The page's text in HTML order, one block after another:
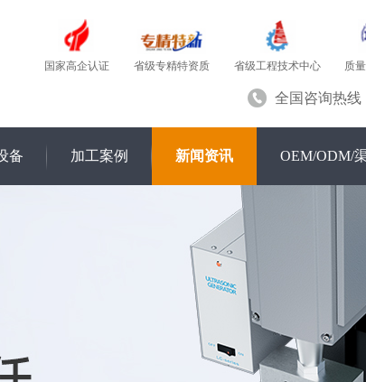
国家高企认证 省级专精特资质 省级工程技术中心 质
全国咨询热线
备 加工案例 新闻资讯 OEM/ODM/